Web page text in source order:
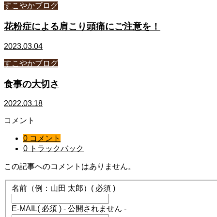
すこやかブログ
花粉症による肩こり頭痛にご注意を！
2023.03.04
すこやかブログ
食事の大切さ
2022.03.18
コメント
0 コメント
0 トラックバック
この記事へのコメントはありません。
名前（例：山田 太郎） ( 必須 )
E-MAIL( 必須 ) - 公開されません -